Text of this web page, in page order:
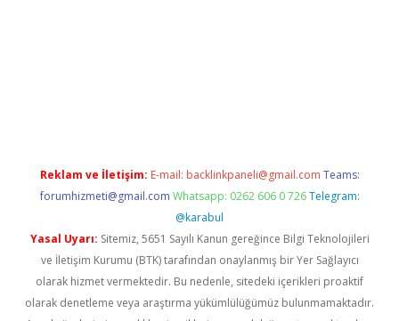
Reklam ve İletişim: E-mail: backlinkpaneli@gmail.com Teams:
forumhizmeti@gmail.com Whatsapp: 0262 606 0 726 Telegram:
@karabul
Yasal Uyarı: Sitemiz, 5651 Sayılı Kanun gereğince Bilgi Teknolojileri
ve İletişim Kurumu (BTK) tarafından onaylanmış bir Yer Sağlayıcı
olarak hizmet vermektedir. Bu nedenle, sitedeki içerikleri proaktif
olarak denetleme veya araştırma yükümlülüğümüz bulunmamaktadır.